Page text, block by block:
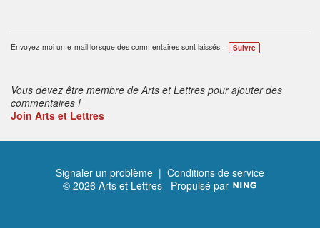
Envoyez-moi un e-mail lorsque des commentaires sont laissés – Suivre
Vous devez être membre de Arts et Lettres pour ajouter des
commentaires !
Join Arts et Lettres
Signaler un problème | Conditions de service
© 2026 Arts et Lettres Propulsé par